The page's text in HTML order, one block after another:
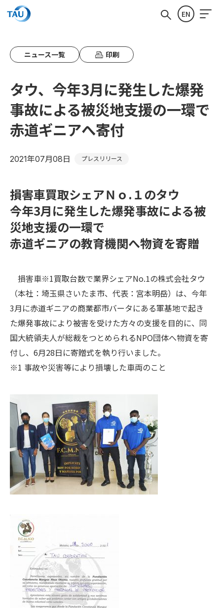
EN
ニュース一覧 印刷
タウ、今年3月に発生した爆発
事故による被災地支援の一環で
赤道ギニアへ寄付
2021年07月08日 プレスリリース
損害車買取シェアＮｏ.１のタウ
今年3月に発生した爆発事故による被
災地支援の一環で
赤道ギニアの教育機関へ物資を寄贈
損害車※1買取台数で業界シェアNo.1の株式会社タウ
（本社：埼玉県さいたま市、代表：宮本明岳）は、今年
3月に赤道ギニアの商業都市バータにある軍基地で起き
た爆発事故により被害を受けた方々の支援を目的に、同
国大統領夫人が総裁をつとめられるNPO団体へ物資を寄
付し、6月28日に寄贈式を執り行いました。
※1 事故や災害等により損壊した車両のこと